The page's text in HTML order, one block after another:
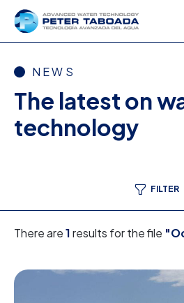
NEWS
The latest on
technology
FILTER
There are1results for the file